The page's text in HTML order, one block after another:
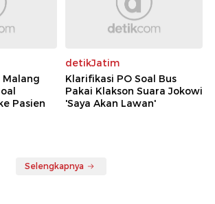
Pasien
detikJatim
Klarifikasi PO Soal Bus
Pakai Klakson Suara Jokowi
'Saya Akan Lawan'
Selengkapnya